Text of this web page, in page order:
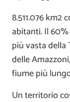
8.511.076 km2
abitanti. Il
più vasta della
delle
fiume più
Un territorio